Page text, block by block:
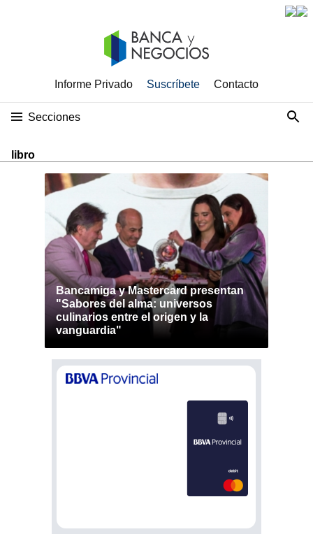
Informe Privado Suscríbete Contacto
Secciones
libro
Bancamiga y Mastercard presentan
"Sabores del alma: universos
culinarios entre el origen y la
vanguardia"